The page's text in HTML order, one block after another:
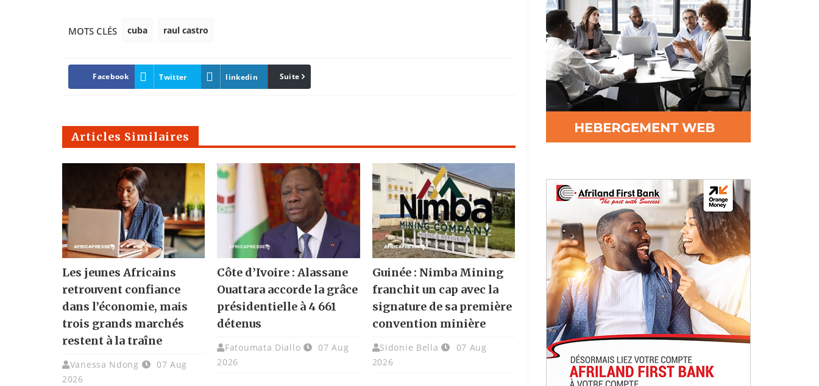
MOTS CLÉS cuba raul castro
Facebook Twitter linkedin Pinterest
Suite
Articles Similaires
Les jeunes Africains
retrouvent confiance
dans l’économie, mais
trois grands marchés
restent à la traîne
Vanessa Ndong
07 Aug
2026
Côte d’Ivoire : Alassane
Ouattara accorde la grâce
présidentielle à 4 661
détenus
Fatoumata Diallo
07 Aug
2026
Guinée : Nimba Mining
franchit un cap avec la
signature de sa première
convention minière
Sidonie Bella
07 Aug
2026